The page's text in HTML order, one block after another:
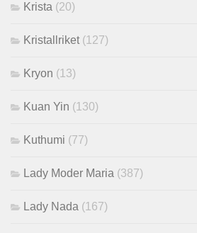
Krista (20)
Kristallriket (127)
Kryon (13)
Kuan Yin (130)
Kuthumi (77)
Lady Moder Maria (387)
Lady Nada (167)